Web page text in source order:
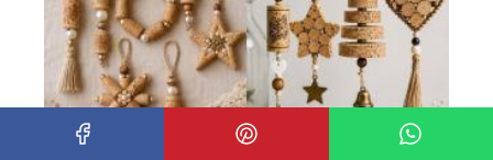
Enfeites elegantes de cortiça com